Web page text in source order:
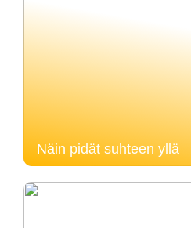
Näin pidät suhteen yllä